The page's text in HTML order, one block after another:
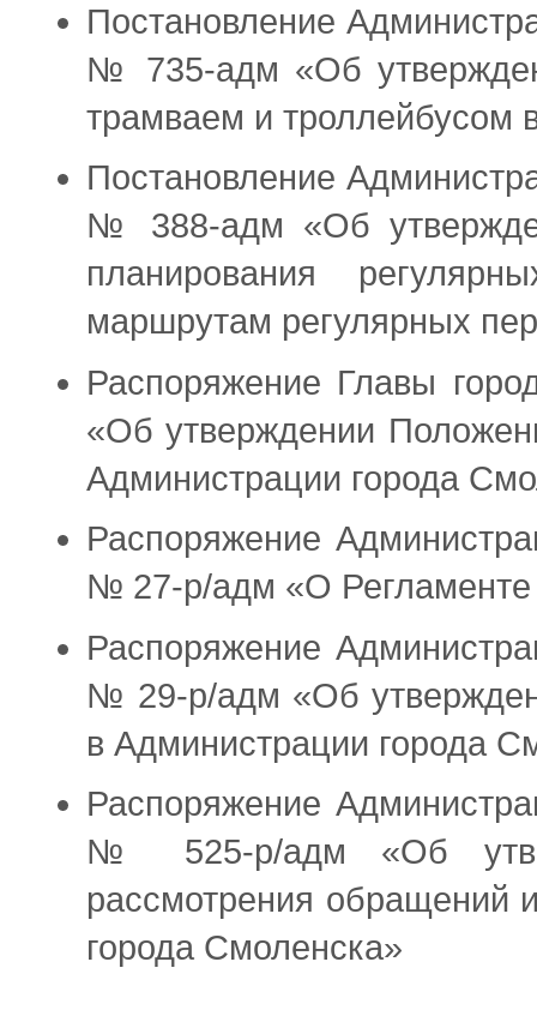
Постановление
№ 735-адм «Об
трамваем и троллейбусом
Постановление
№ 388-адм «Об
планирования
маршрутам регулярных
Распоряжение Главы
«Об утверждении
Администрации города
Распоряжение
№ 27-р/адм «О Регламенте
Распоряжение
№ 29-р/адм «Об
в Администрации города
Распоряжение
№ 525-р/адм «Об
рассмотрения обращений
города Смоленска»